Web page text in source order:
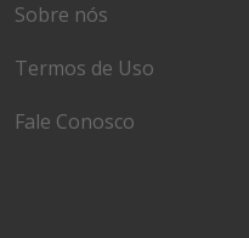
Sobre nós
Termos de Uso
Fale Conosco